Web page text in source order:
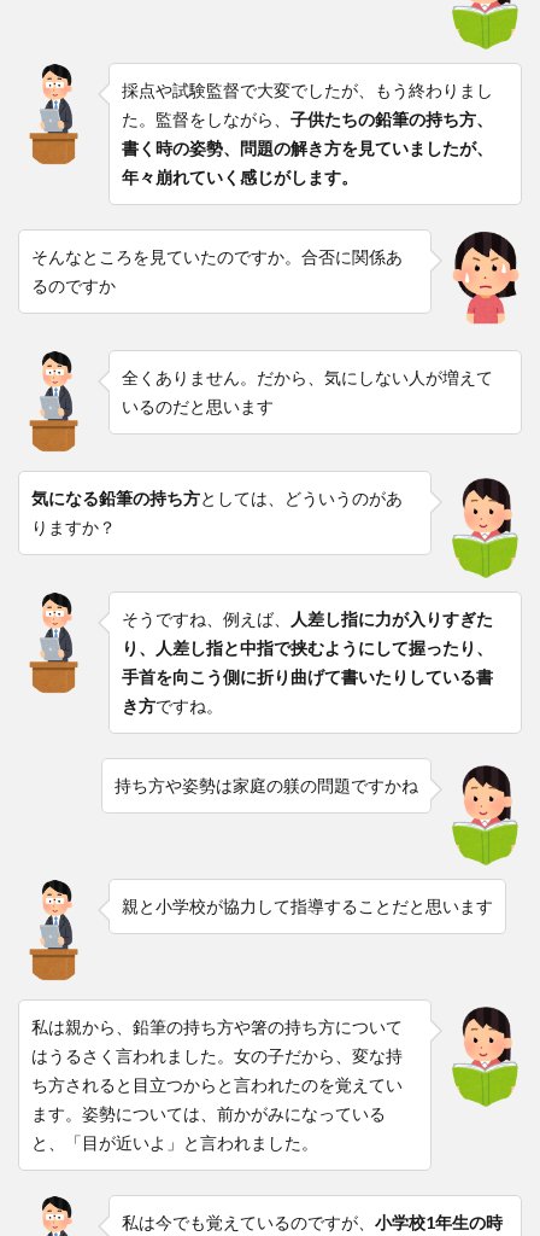
採点や試験監督で大変でしたが、もう終わりまし
た。監督をしながら、 子供たちの鉛筆の持ち方、
書く時の姿勢、問題の解き方を見ていましたが、
年々崩れていく感じがします。
そんなところを見ていたのですか。合否に関係あ
るのですか
全くありません。だから、気にしない人が増えて
いるのだと思います
気になる鉛筆の持ち方としては、どういうのがあ
りますか？
そうですね、例えば、
人差し指に力が入りすぎた
り、人差し指と中指で挟むようにして握ったり、
手首を向こう側に折り曲げて書いたりしている書
き方ですね。
持ち方や姿勢は家庭の躾の問題ですかね
親と小学校が協力して指導することだと思います
私は親から、鉛筆の持ち方や箸の持ち方について
はうるさく言われました。女の子だから、変な持
ち方されると目立つからと言われたのを覚えてい
ます。姿勢については、前かがみになっている
と、「目が近いよ」と言われました。
私は今でも覚えているのですが、 小学校1年生の時